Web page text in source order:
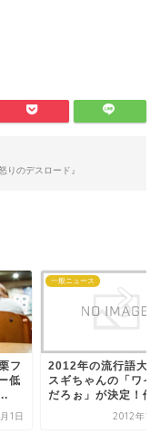
りのデスロード』
フ
低
1日
一般ニュース
2012年の流行語大
スギちゃんの「ワイ
だろぉ」が決定！他
2012年12